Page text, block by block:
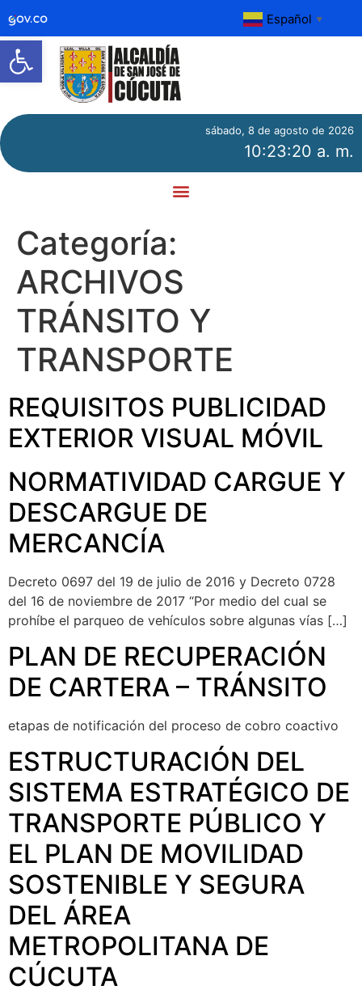
Abrir barra de herramientas
Español ▼
sábado, 8 de agosto de 2026
10:23:20 a. m.
Categoría:
ARCHIVOS
TRÁNSITO Y
TRANSPORTE
REQUISITOS PUBLICIDAD
EXTERIOR VISUAL MÓVIL
NORMATIVIDAD CARGUE Y
DESCARGUE DE
MERCANCÍA
Decreto 0697 del 19 de julio de 2016 y Decreto 0728
del 16 de noviembre de 2017 “Por medio del cual se
prohíbe el parqueo de vehículos sobre algunas vías […]
PLAN DE RECUPERACIÓN
DE CARTERA – TRÁNSITO
etapas de notificación del proceso de cobro coactivo
ESTRUCTURACIÓN DEL
SISTEMA ESTRATÉGICO DE
TRANSPORTE PÚBLICO Y
EL PLAN DE MOVILIDAD
SOSTENIBLE Y SEGURA
DEL ÁREA
METROPOLITANA DE
CÚCUTA